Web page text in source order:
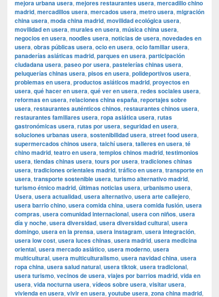
mejora urbana usera, mejores restaurantes usera, mercadillo chino
madrid, mercadillos usera, mercados usera, metro usera, migración
china usera, moda china madrid, movilidad ecológica usera,
movilidad en usera, murales en usera, música china usera,
negocios en usera, noodles usera, noticias de usera, novedades en
usera, obras públicas usera, ocio en usera, ocio familiar usera,
panaderías asiáticas madrid, parques en usera, participación
ciudadana usera, paseo por usera, pastelerías chinas usera,
peluquerías chinas usera, pisos en usera, polideportivos usera,
problemas en usera, productos asiáticos madrid, proyectos en
usera, qué hacer en usera, qué ver en usera, redes sociales usera,
reformas en usera, relaciones china españa, reportajes sobre
usera, restaurantes auténticos chinos, restaurantes chinos usera,
restaurantes familiares usera, ropa asiática usera, rutas
gastronómicas usera, rutas por usera, seguridad en usera,
soluciones urbanas usera, sostenibilidad usera, street food usera,
supermercados chinos usera, taichí usera, talleres en usera, té
chino madrid, teatro en usera, templos chinos madrid, testimonios
usera, tiendas chinas usera, tours por usera, tradiciones chinas
usera, tradiciones orientales madrid, tráfico en usera, transporte en
usera, transporte sostenible usera, turismo alternativo madrid,
turismo étnico madrid, últimas noticias usera, urbanismo usera,
Usera, usera actualidad, usera alternativo, usera arte callejero,
usera barrio chino, usera comida china, usera comida fusión, usera
compras, usera comunidad internacional, usera con niños, usera
día y noche, usera diversidad, usera diversidad cultural, usera
domingo, usera en la prensa, usera instagram, usera integración,
usera low cost, usera luces chinas, usera madrid, usera medicina
oriental, usera mercado asiático, usera moderno, usera
multicultural, usera multiculturalismo, usera navidad china, usera
ropa china, usera salud natural, usera tiktok, usera tradicional,
usera turismo, vecinos de usera, viajes por barrios madrid, vida en
usera, vida nocturna usera, vídeos sobre usera, visitar usera,
vivienda en usera, vivir en usera, youtube usera, zona china madrid,